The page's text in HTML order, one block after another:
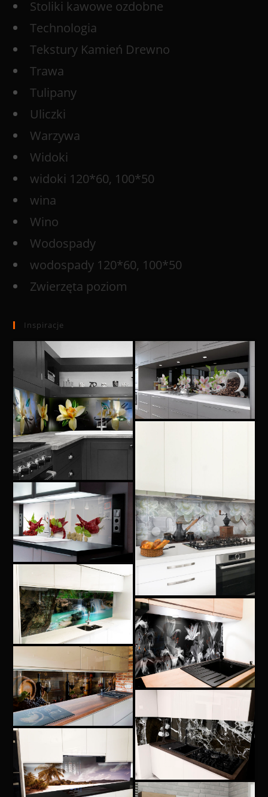
Stoliki kawowe ozdobne
Technologia
Tekstury Kamień Drewno
Trawa
Tulipany
Uliczki
Warzywa
Widoki
widoki 120*60, 100*50
wina
Wino
Wodospady
wodospady 120*60, 100*50
Zwierzęta poziom
Inspiracje